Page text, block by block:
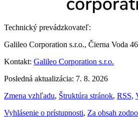
Technický prevádzkovateľ:
Galileo Corporation s.r.o., Čierna Voda
Kontakt: Galileo Corporation s.r.o.
Posledná aktualizácia: 7. 8. 2026
Zmena vzhľadu, Štruktúra stránok, RSS,
Vyhlásenie o prístupnosti, Za obsah